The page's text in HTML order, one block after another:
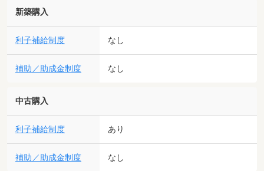
新築購入
利子補給制度 なし
補助／助成金制度 なし
中古購入
利子補給制度 あり
補助／助成金制度 なし